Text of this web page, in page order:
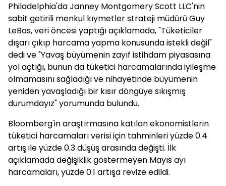
Philadelphia'da Janney Montgomery Scott LLC'nin
sabit getirili menkul kıymetler strateji müdürü Guy
LeBas, veri öncesi yaptığı açıklamada, "Tüketiciler
dışarı çıkıp harcama yapma konusunda istekli değil"
dedi ve "Yavaş büyümenin zayıf istihdam piyasasına
yol açtığı, bunun da tüketici harcamalarında iyileşme
olmamasını sağladığı ve nihayetinde büyümenin
yeniden yavaşladığı bir kısır döngüye sıkışmış
durumdayız" yorumunda bulundu.
Bloomberg'in araştırmasına katılan ekonomistlerin
tüketici harcamaları verisi için tahminleri yüzde 0.4
artış ile yüzde 0.3 düşüş arasında değişti. İlk
açıklamada değişiklik göstermeyen Mayıs ayı
harcamaları, yüzde 0.1 artışa revize edildi.